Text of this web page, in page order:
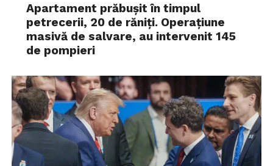
Apartament prăbușit în timpul
petrecerii, 20 de răniți. Operațiune
masivă de salvare, au intervenit 145
de pompieri